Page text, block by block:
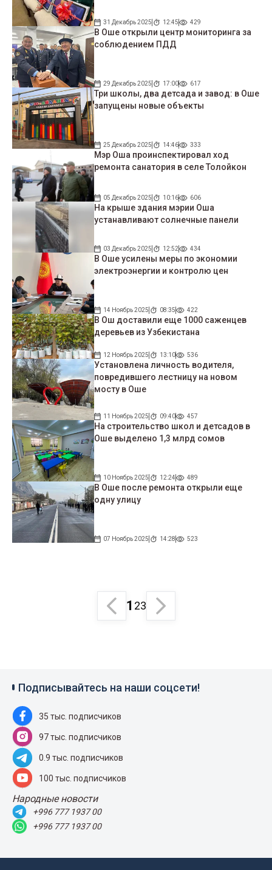
31 Декабрь 2025 12:45 429
В Оше открыли центр мониторинга за
соблюдением ПДД
29 Декабрь 2025 17:00 617
Три школы, два детсада и завод: в Оше
запущены новые объекты
25 Декабрь 2025 14:46 333
Мэр Оша проинспектировал ход
ремонта санатория в селе Толойкон
05 Декабрь 2025 10:16 606
На крыше здания мэрии Оша
устанавливают солнечные панели
03 Декабрь 2025 12:52 434
В Оше усилены меры по экономии
электроэнергии и контролю цен
14 Ноябрь 2025 08:35 422
В Ош доставили еще 1000 саженцев
деревьев из Узбекистана
12 Ноябрь 2025 13:10 536
Установлена личность водителя,
повредившего лестницу на новом
мосту в Оше
11 Ноябрь 2025 09:40 457
На строительство школ и детсадов в
Оше выделено 1,3 млрд сомов
10 Ноябрь 2025 12:24 489
В Оше после ремонта открыли еще
одну улицу
07 Ноябрь 2025 14:28 523
1 23
Подписывайтесь на наши соцсети!
35 тыс. подписчиков
97 тыс. подписчиков
0.9 тыс. подписчиков
100 тыс. подписчиков
Народные новости
+996 777 1937 00
+996 777 1937 00